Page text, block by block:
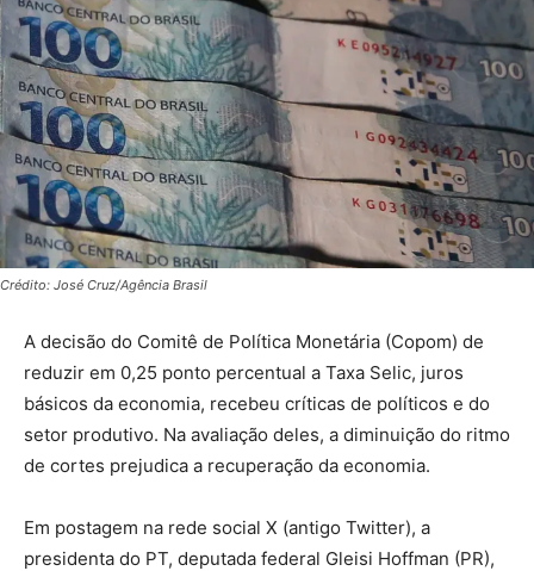
Crédito: José Cruz/Agência Brasil
A decisão do Comitê de Política Monetária (Copom) de
reduzir em 0,25 ponto percentual a Taxa Selic, juros
básicos da economia, recebeu críticas de políticos e do
setor produtivo. Na avaliação deles, a diminuição do ritmo
de cortes prejudica a recuperação da economia.
Em postagem na rede social X (antigo Twitter), a
presidenta do PT, deputada federal Gleisi Hoffman (PR),